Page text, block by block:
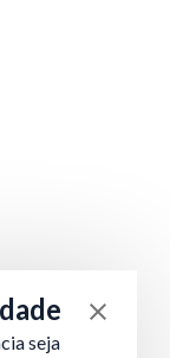
seja